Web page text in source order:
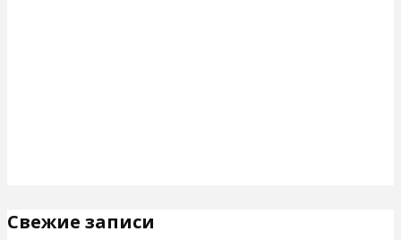
Свежие записи